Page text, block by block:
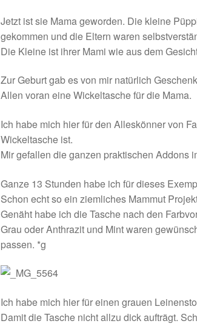
Jetzt ist sie Mama geworden. Die kleine
gekommen und die Eltern waren
Die Kleine ist ihrer Mami wie aus dem
Zur Geburt gab es von mir natürlich
Allen voran eine Wickeltasche für die Mama.
Ich habe mich hier für den Alleskönner von
Wickeltasche ist.
Mir gefallen die ganzen praktischen Addons
Ganze 13 Stunden habe ich für dieses
Schon echt so ein ziemliches Mammut
Genäht habe ich die Tasche nach den
Grau oder Anthrazit und Mint waren
passen. *g
Ich habe mich hier für einen grauen
Damit die Tasche nicht allzu dick aufträgt.